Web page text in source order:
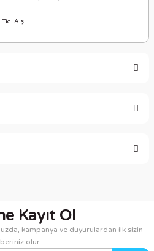
Tic. A.ş
ederiz.
veya görüntülenemiyor.
Kayıt Ol
kampanya ve duyurulardan ilk sizin
olur.